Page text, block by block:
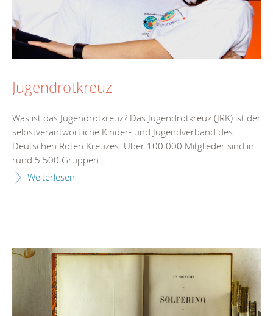
Jugendrotkreuz
Was ist das Jugendrotkreuz? Das Jugendrotkreuz (JRK) ist der
selbstverantwortliche Kinder- und Jugendverband des
Deutschen Roten Kreuzes. Über 100.000 Mitglieder sind in
rund 5.500 Gruppen...
Weiterlesen